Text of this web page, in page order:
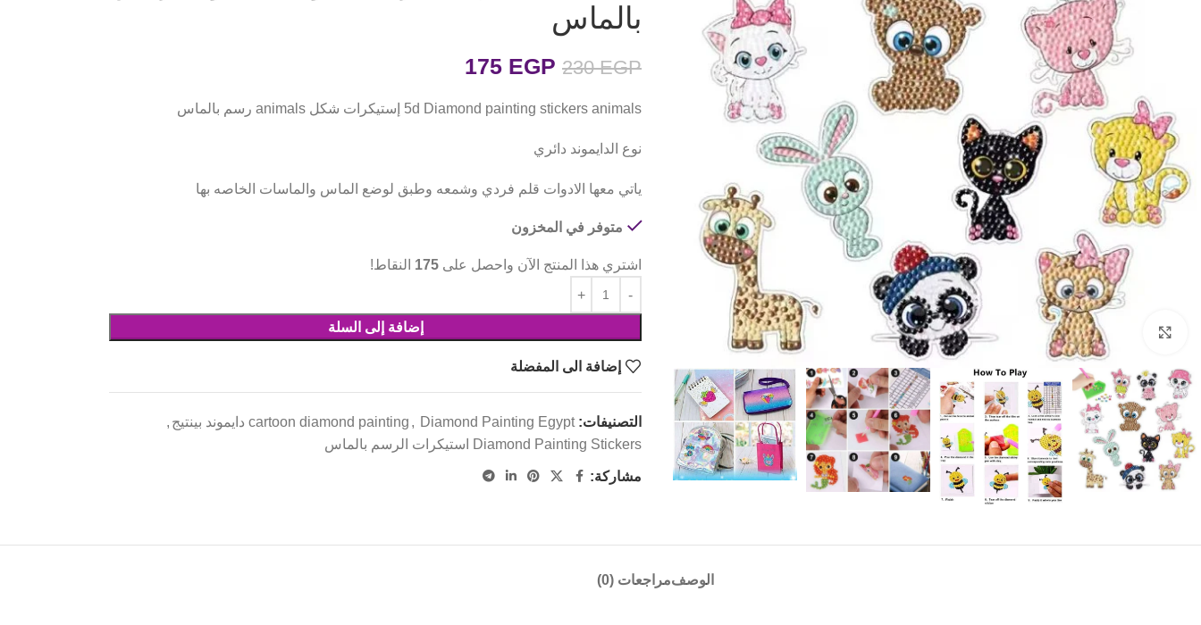
اضغط للتكبير
بالماس
230EGP
175 EGP
5d Diamond painting stickers animals إستيكرات شكل animals رسم بالماس
نوع الدايموند دائري
ياتي معها الادوات قلم فردي وشمعه وطبق لوضع الماس والماسات الخاصه بها
متوفر في المخزون
اشتري هذا المنتج الآن واحصل على 175 النقاط!
إضافة إلى السلة
إضافة الى المفضلة
التصنيفات: cartoon diamond painting , Diamond Painting Egypt دايموند بينتيج
,
Diamond Painting Stickers استيكرات الرسم بالماس
مشاركة:
الوصفمراجعات (0)